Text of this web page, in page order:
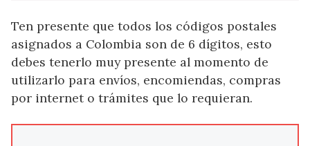
Ten presente que todos los códigos postales
asignados a Colombia son de 6 dígitos, esto
debes tenerlo muy presente al momento de
utilizarlo para envíos, encomiendas, compras
por internet o trámites que lo requieran.